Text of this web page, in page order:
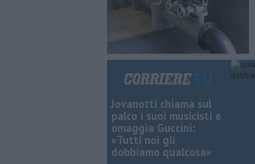
Jovanotti chiama sul
palco i suoi musicisti e
omaggia Guccini:
«Tutti noi gli
dobbiamo qualcosa»